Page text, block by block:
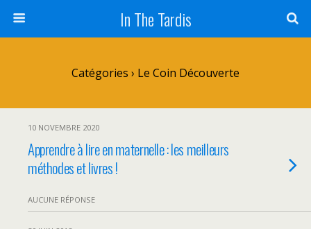
In The Tardis
Catégories › Le Coin Découverte
10 NOVEMBRE 2020
Apprendre à lire en maternelle : les meilleurs
méthodes et livres !
AUCUNE RÉPONSE